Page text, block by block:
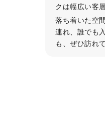
クは幅広い客
落ち着いた空
連れ、誰でも
も、ぜひ訪れ